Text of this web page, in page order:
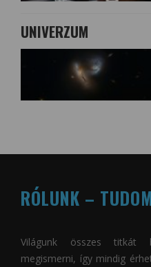
UNIVERZUM
RÓLUNK –
Világunk összes titkát
megismerni, így mindig